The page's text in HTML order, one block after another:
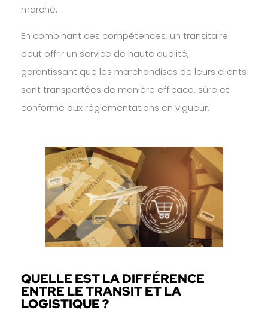
marché.
En combinant ces compétences, un transitaire
peut offrir un service de haute qualité,
garantissant que les marchandises de leurs clients
sont transportées de manière efficace, sûre et
conforme aux réglementations en vigueur.
QUELLE EST LA DIFFÉRENCE
ENTRE LE TRANSIT ET LA
LOGISTIQUE ?